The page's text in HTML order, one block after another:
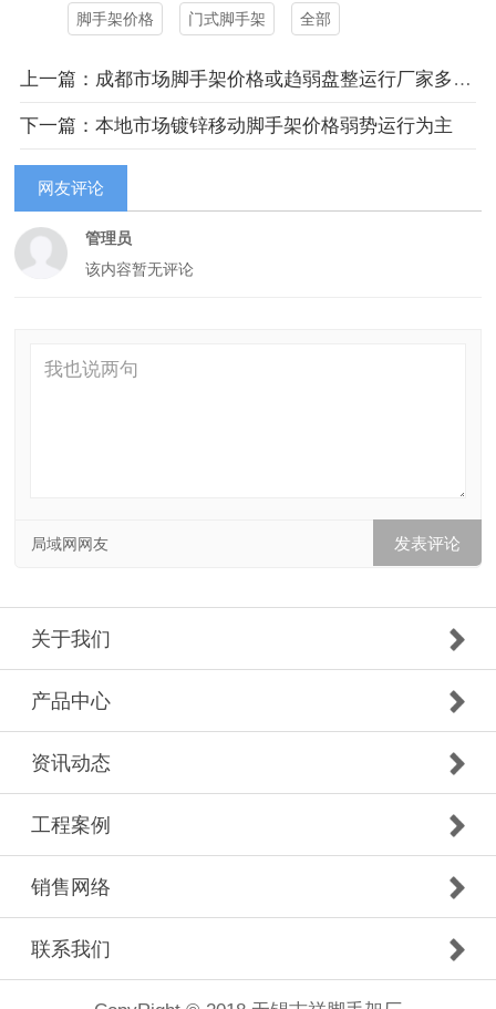
脚手架价格 门式脚手架 全部
上一篇：成都市场脚手架价格或趋弱盘整运行厂家多处现款价
下一篇：本地市场镀锌移动脚手架价格弱势运行为主
网友评论
管理员
该内容暂无评论
局域网网友
关于我们
产品中心
资讯动态
工程案例
销售网络
联系我们